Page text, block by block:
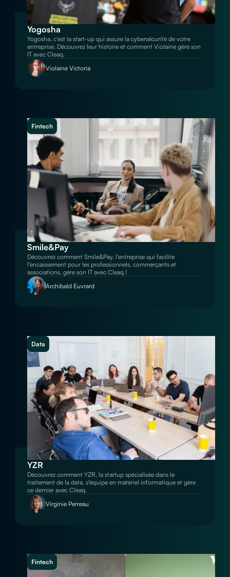
Yogosha
Yogosha, c'est la start-up qui assure la cybersécurité de votre
entreprise. Découvrez leur histoire et comment Violaine gère son
IT avec Cleaq.
Violaine Victoria
Fintech
Smile&Pay
Découvrez comment Smile&Pay, l'entreprise qui facilite
l'encaissement pour les professionnels, commerçants et
associations, gère son IT avec Cleaq !
Archibald Euvrard
Data
YZR
Découvrez comment YZR, la startup spécialisée dans le
traitement de la data, s'équipe en matériel informatique et gère
ce dernier avec Cleaq.
Virginie Perreau
Fintech